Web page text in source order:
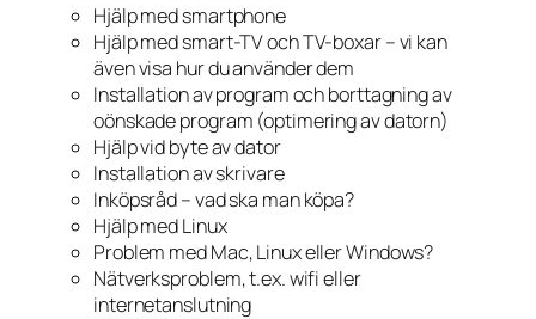
Hjälp med smartphone
Hjälp med smart-TV och TV-boxar – vi kan
även visa hur du använder dem
Installation av program och borttagning av
oönskade program (optimering av datorn)
Hjälp vid byte av dator
Installation av skrivare
Inköpsråd – vad ska man köpa?
Hjälp med Linux
Problem med Mac, Linux eller Windows?
Nätverksproblem, t.ex. wifi eller
internetanslutning